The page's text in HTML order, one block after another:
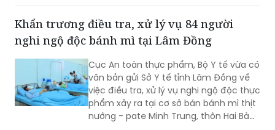
Cục An toàn thực phẩm, Bộ Y tế vừa có
văn bản gửi Sở Y tế tỉnh Lâm Đồng về
việc điều tra, xử lý vụ nghi ngộ độc thực
phẩm xảy ra tại cơ sở bán bánh mì thịt
nướng - pate Minh Trung, thôn Hai Bà
Trưng, xã Nam Ban Lâm Hà.
Số ca COVID-19 tăng, Cục Phòng bệnh